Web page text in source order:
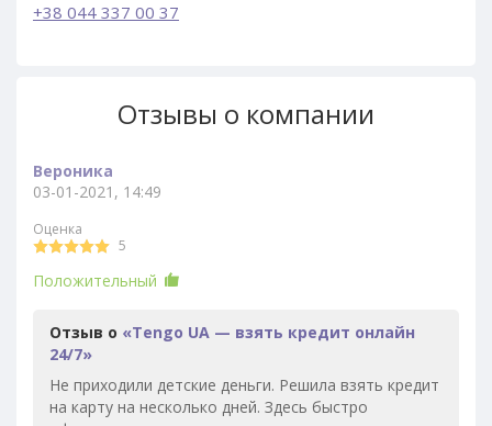
+38 044 337 00 37
Отзывы о компании
Вероника
03-01-2021, 14:49
Оценка
5
Положительный
Отзыв о «Tengo UA — взять кредит онлайн
24/7»
Не приходили детские деньги. Решила взять кредит
на карту на несколько дней. Здесь быстро